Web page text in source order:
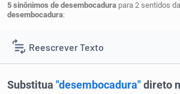
Reescrever Texto
Resumir Texto
5 sinônimos de desembocadura para 2 sentidos
desembocadura:
1 embocadura,estuário